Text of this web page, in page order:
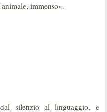
immenso».
silenzio al linguaggio, e